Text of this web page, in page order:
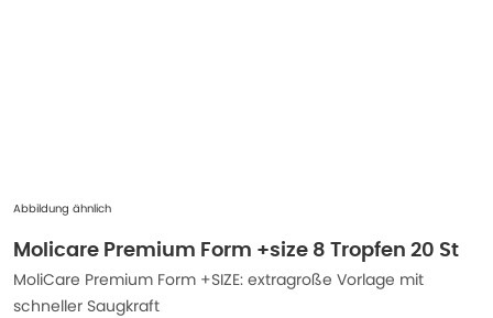
Abbildung ähnlich
Molicare Premium Form +size 8 Tropfen 20 St
MoliCare Premium Form +SIZE: extragroße Vorlage mit
schneller Saugkraft